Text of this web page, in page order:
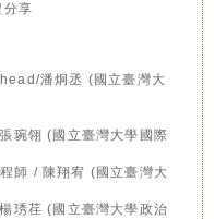
享
潘炯丞 (國立臺灣大
琬翎 (國立臺灣大學國際
師 / 陳翔宥 (國立臺灣大
琇荏 (國立臺灣大學政治